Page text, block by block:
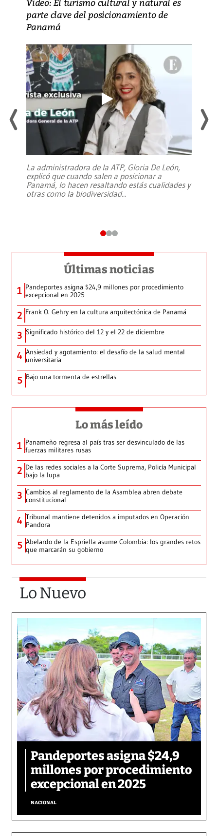
parte clave del posicionamiento de
Panamá
La administradora de la ATP, Gloria De León,
explicó que cuando salen a posicionar a
Panamá, lo hacen resaltando estás cualidades y
otras como la biodiversidad...
Últimas noticias
1 Pandeportes asigna $24,9 millones por procedimiento
excepcional en 2025
2 Frank O. Gehry en la cultura arquitectónica de Panamá
3 Significado histórico del 12 y el 22 de diciembre
4 Ansiedad y agotamiento: el desafío de la salud mental
universitaria
5 Bajo una tormenta de estrellas
Lo más leído
1 Panameño regresa al país tras ser desvinculado de las
fuerzas militares rusas
2 De las redes sociales a la Corte Suprema, Policía Municipal
bajo la lupa
3 Cambios al reglamento de la Asamblea abren debate
constitucional
4 Tribunal mantiene detenidos a imputados en Operación
Pandora
5 Abelardo de la Espriella asume Colombia: los grandes retos
que marcarán su gobierno
Lo Nuevo
Pandeportes asigna $24,9
millones por procedimiento
excepcional en 2025
NACIONAL